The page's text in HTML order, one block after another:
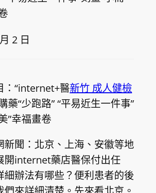
2 日
“internet+醫新竹 成人健檢
藥“少跑路” “平易近生一件事”
”幸福畫卷
新聞：北京、上海、安徽等地
開internet藥店醫保付出任
細辦法有哪些？便利患者的後